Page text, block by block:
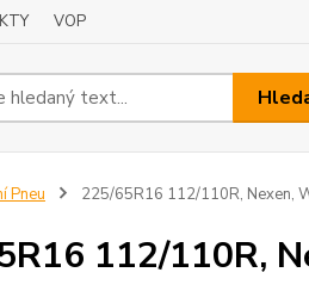
VOP
Pneu 225/65R16 112/110R, Nexen,
112/110R,